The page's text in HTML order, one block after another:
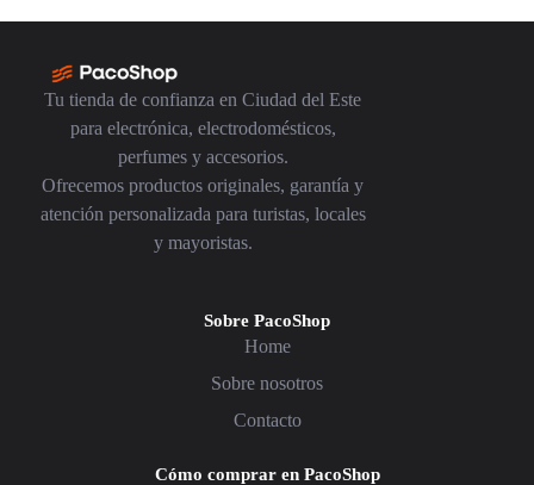
Tu tienda de confianza en Ciudad del Este
para electrónica, electrodomésticos,
perfumes y accesorios.
Ofrecemos productos originales, garantía y
atención personalizada para turistas, locales
y mayoristas.
Sobre PacoShop
Home
Sobre nosotros
Contacto
Cómo comprar en PacoShop